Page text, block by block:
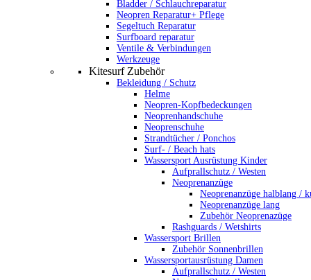
Bladder / Schlauchreparatur
Neopren Reparatur+ Pflege
Segeltuch Reparatur
Surfboard reparatur
Ventile & Verbindungen
Werkzeuge
Kitesurf Zubehör
Bekleidung / Schutz
Helme
Neopren-Kopfbedeckungen
Neoprenhandschuhe
Neoprenschuhe
Strandtücher / Ponchos
Surf- / Beach hats
Wassersport Ausrüstung Kinder
Aufprallschutz / Westen
Neoprenanzüge
Neoprenanzüge halblang /
Neoprenanzüge lang
Zubehör Neoprenazüge
Rashguards / Wetshirts
Wassersport Brillen
Zubehör Sonnenbrillen
Wassersportausrüstung Damen
Aufprallschutz / Westen